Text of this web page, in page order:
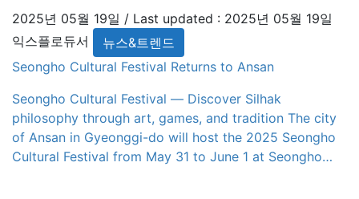
[…]
2025년 05월 19일 / Last updated : 2025년 05월 19일
익스플로듀서
뉴스&트렌드
Seongho Cultural Festival Returns to Ansan
Seongho Cultural Festival — Discover Silhak
philosophy through art, games, and tradition The city
of Ansan in Gyeonggi-do will host the 2025 Seongho
Cultural Festival from May 31 to June 1 at Seongho